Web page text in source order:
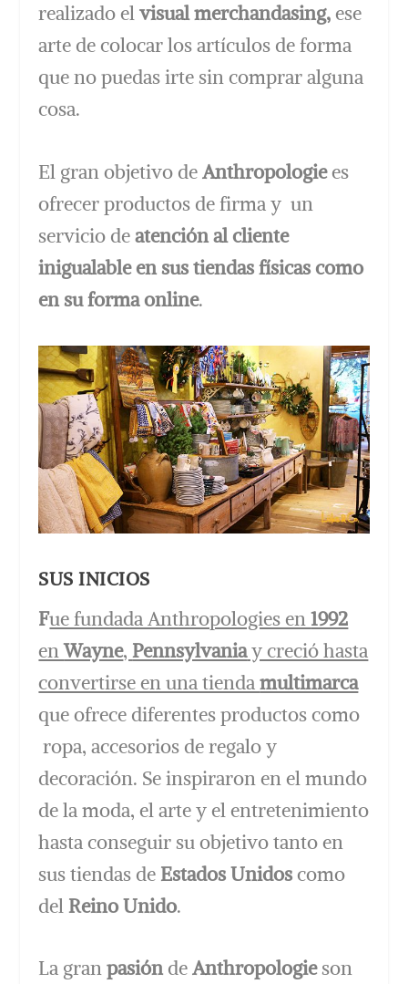
realizado elvisual merchandasing,ese
arte de colocar los artículos de forma
que no puedas irte sin comprar alguna
cosa.
El gran objetivo deAnthropologiees
ofrecer productos de firma y un
servicio deatención al cliente
inigualable en sus tiendas físicas como
en su forma online.
SUS INICIOS
Fue fundada Anthropologies en1992
enWayne,Pennsylvaniay creció hasta
convertirse en una tiendamultimarca
que ofrece diferentes productos como
ropa, accesorios de regalo y
decoración. Se inspiraron en el mundo
de la moda, el arte y el entretenimiento
hasta conseguir su objetivo tanto en
sus tiendas de Estados Unidoscomo
delReino Unido.
La granpasióndeAnthropologieson